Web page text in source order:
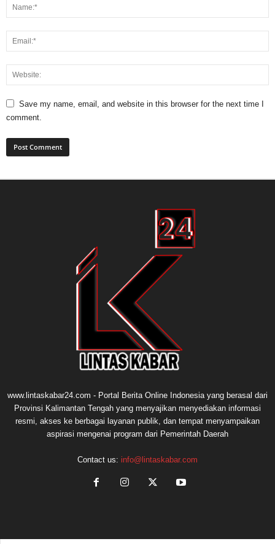
Save my name, email, and website in this browser for the next time I
comment.
www.lintaskabar24.com - Portal Berita Online Indonesia yang berasal dari
Provinsi Kalimantan Tengah yang menyajikan menyediakan informasi
resmi, akses ke berbagai layanan publik, dan tempat menyampaikan
aspirasi mengenai program dari Pemerintah Daerah
Contact us: info@lintaskabar.com